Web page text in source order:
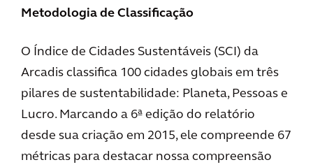
Metodologia de Classificação
O Índice de Cidades Sustentáveis (SCI) da
Arcadis classifica 100 cidades globais em três
pilares de sustentabilidade: Planeta, Pessoas e
Lucro. Marcando a 6ª edição do relatório
desde sua criação em 2015, ele compreende 67
métricas para destacar nossa compreensão